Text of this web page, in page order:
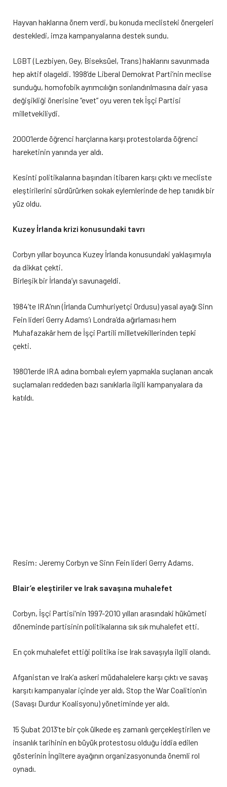
Hayvan haklarına önem verdi, bu konuda meclisteki önergeleri
destekledi, imza kampanyalarına destek sundu.
LGBT (Lezbiyen, Gey, Biseksüel, Trans) haklarını savunmada
hep aktif olageldi. 1998’de Liberal Demokrat Parti’nin meclise
sunduğu, homofobik ayrımcılığın sonlandırılmasına dair yasa
değişikliği önerisine “evet” oyu veren tek İşçi Partisi
milletvekiliydi.
2000’lerde öğrenci harçlarına karşı protestolarda öğrenci
hareketinin yanında yer aldı.
Kesinti politikalarına başından itibaren karşı çıktı ve mecliste
eleştirilerini sürdürürken sokak eylemlerinde de hep tanıdık bir
yüz oldu.
Kuzey İrlanda krizi konusundaki tavrı
Corbyn yıllar boyunca Kuzey İrlanda konusundaki yaklaşımıyla
da dikkat çekti.
Birleşik bir İrlanda’yı savunageldi.
1984’te IRA’nın (İrlanda Cumhuriyetçi Ordusu) yasal ayağı Sinn
Fein lideri Gerry Adams’ı Londra’da ağırlaması hem
Muhafazakâr hem de İşçi Partili milletvekillerinden tepki
çekti.
1980’lerde IRA adına bombalı eylem yapmakla suçlanan ancak
suçlamaları reddeden bazı sanıklarla ilgili kampanyalara da
katıldı.
Resim: Jeremy Corbyn ve Sinn Fein lideri Gerry Adams.
Blair’e eleştiriler ve Irak savaşına muhalefet
Corbyn, İşçi Partisi’nin 1997-2010 yılları arasındaki hükümeti
döneminde partisinin politikalarına sık sık muhalefet etti.
En çok muhalefet ettiği politika ise Irak savaşıyla ilgili olandı.
Afganistan ve Irak’a askeri müdahalelere karşı çıktı ve savaş
karşıtı kampanyalar içinde yer aldı, Stop the War Coalition’ın
(Savaşı Durdur Koalisyonu) yönetiminde yer aldı.
15 Şubat 2013’te bir çok ülkede eş zamanlı gerçekleştirilen ve
insanlık tarihinin en büyük protestosu olduğu iddia edilen
gösterinin İngiltere ayağının organizasyonunda önemli rol
oynadı.